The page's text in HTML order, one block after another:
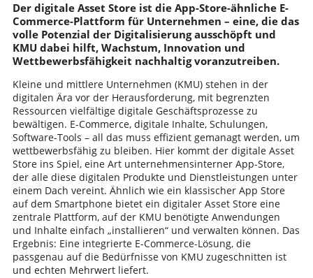
Der digitale Asset Store ist die App-Store-ähnliche E-
Commerce-Plattform für Unternehmen – eine, die das
volle Potenzial der Digitalisierung ausschöpft und
KMU dabei hilft, Wachstum, Innovation und
Wettbewerbsfähigkeit nachhaltig voranzutreiben.
Kleine und mittlere Unternehmen (KMU) stehen in der
digitalen Ära vor der Herausforderung, mit begrenzten
Ressourcen vielfältige digitale Geschäftsprozesse zu
bewältigen. E-Commerce, digitale Inhalte, Schulungen,
Software-Tools – all das muss effizient gemanagt werden, um
wettbewerbsfähig zu bleiben. Hier kommt der digitale Asset
Store ins Spiel, eine Art unternehmensinterner App-Store,
der alle diese digitalen Produkte und Dienstleistungen unter
einem Dach vereint. Ähnlich wie ein klassischer App Store
auf dem Smartphone bietet ein digitaler Asset Store eine
zentrale Plattform, auf der KMU benötigte Anwendungen
und Inhalte einfach „installieren“ und verwalten können. Das
Ergebnis: Eine integrierte E-Commerce-Lösung, die
passgenau auf die Bedürfnisse von KMU zugeschnitten ist
und echten Mehrwert liefert.